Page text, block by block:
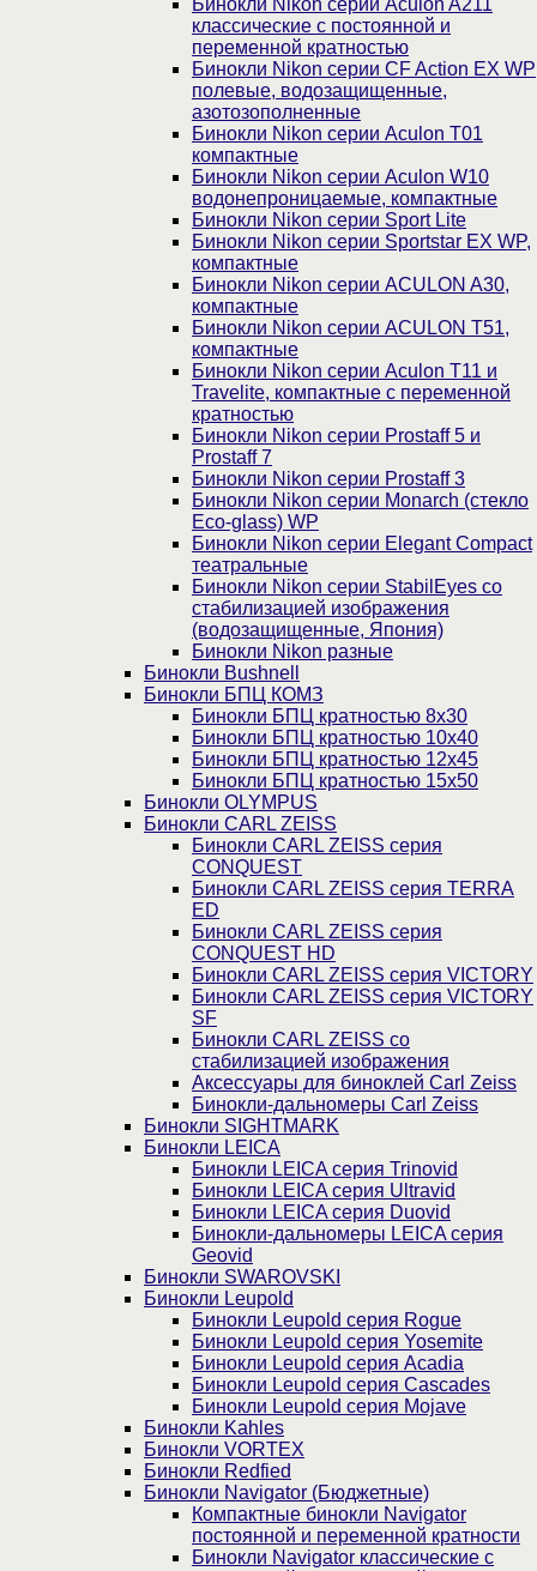
Бинокли Nikon серии Aculon A211
классические с постоянной и
переменной кратностью
Бинокли Nikon серии СF Action EX WP
полевые, водозащищенные,
азотозополненные
Бинокли Nikon серии Aculon T01
компактные
Бинокли Nikon серии Aculon W10
водонепроницаемые, компактные
Бинокли Nikon серии Sport Lite
Бинокли Nikon серии Sportstar EX WP,
компактные
Бинокли Nikon серии ACULON A30,
компактные
Бинокли Nikon серии ACULON Т51,
компактные
Бинокли Nikon серии Aculon T11 и
Travelite, компактные с переменной
кратностью
Бинокли Nikon серии Prostaff 5 и
Prostaff 7
Бинокли Nikon серии Prostaff 3
Бинокли Nikon серии Monarch (стекло
Eco-glass) WP
Бинокли Nikon серии Elegant Compact
театральные
Бинокли Nikon серии StabilEyes со
стабилизацией изображения
(водозащищенные, Япония)
Бинокли Nikon разные
Бинокли Bushnell
Бинокли БПЦ КОМЗ
Бинокли БПЦ кратностью 8х30
Бинокли БПЦ кратностью 10х40
Бинокли БПЦ кратностью 12х45
Бинокли БПЦ кратностью 15х50
Бинокли OLYMPUS
Бинокли CARL ZEISS
Бинокли CARL ZEISS серия
CONQUEST
Бинокли CARL ZEISS серия TERRA
ED
Бинокли CARL ZEISS серия
CONQUEST HD
Бинокли CARL ZEISS серия VICTORY
Бинокли CARL ZEISS серия VICTORY
SF
Бинокли CARL ZEISS со
стабилизацией изображения
Аксессуары для биноклей Carl Zeiss
Бинокли-дальномеры Carl Zeiss
Бинокли SIGHTMARK
Бинокли LEICA
Бинокли LEICA серия Trinovid
Бинокли LEICA серия Ultravid
Бинокли LEICA серия Duovid
Бинокли-дальномеры LEICA серия
Geovid
Бинокли SWAROVSKI
Бинокли Leupold
Бинокли Leupold серия Rogue
Бинокли Leupold серия Yosemite
Бинокли Leupold серия Acadia
Бинокли Leupold серия Cascades
Бинокли Leupold серия Mojave
Бинокли Kahles
Бинокли VORTEX
Бинокли Redfied
Бинокли Navigator (Бюджетные)
Компактные бинокли Navigator
постоянной и переменной кратности
Бинокли Navigator классические с